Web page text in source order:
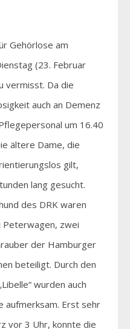
Gehörlose am
(23. Februar
vermisst. Da die
auch an Demenz
um 16.40
ältere Dame, die
gilt,
lang gesucht.
des DRK waren
zwei
der Hamburger
beteiligt. Durch den
wurden auch
aufmerksam. Erst sehr
vor 3 Uhr, konnte die